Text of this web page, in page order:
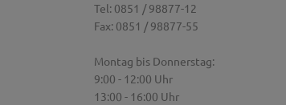
Tel: 0851 / 98877-12
Fax: 0851 / 98877-55
Montag bis Donnerstag:
9:00 - 12:00 Uhr
13:00 - 16:00 Uhr